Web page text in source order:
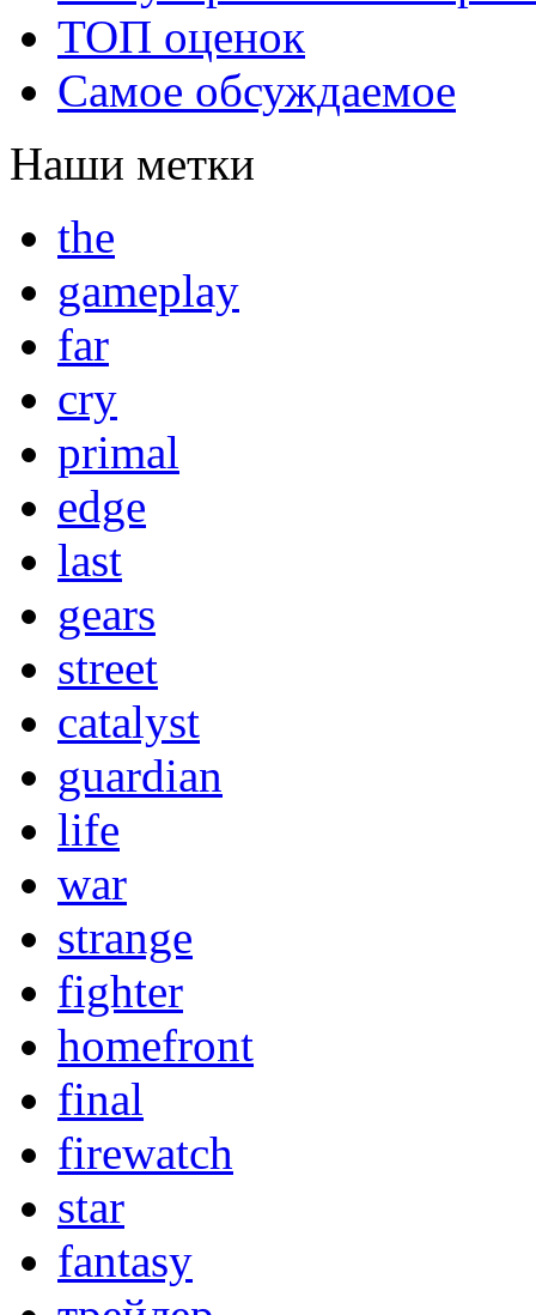
ТОП оценок
Самое обсуждаемое
Наши метки
the
gameplay
far
cry
primal
edge
last
gears
street
catalyst
guardian
life
war
strange
fighter
homefront
final
firewatch
star
fantasy